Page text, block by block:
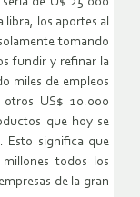
libra, los aportes al
tomando
fundir y refinar la
miles de empleos
US$ 10.000
que hoy se
Esto significa que
todos los
de la gran